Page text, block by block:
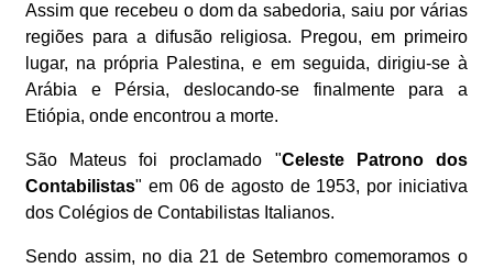
Assim que recebeu o dom da sabedoria, saiu por várias
regiões para a difusão religiosa. Pregou, em primeiro
lugar, na própria Palestina, e em seguida, dirigiu-se à
Arábia e Pérsia, deslocando-se finalmente para a
Etiópia, onde encontrou a morte.
São Mateus foi proclamado "Celeste Patrono dos
Contabilistas" em 06 de agosto de 1953, por iniciativa
dos Colégios de Contabilistas Italianos.
Sendo assim, no dia 21 de Setembro comemoramos o